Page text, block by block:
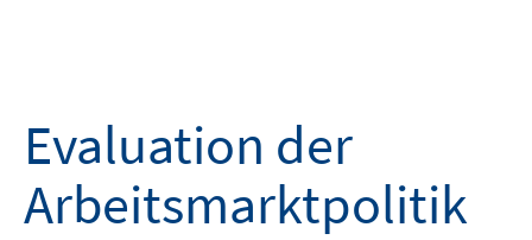
Evaluation der
Arbeitsmarktpolitik